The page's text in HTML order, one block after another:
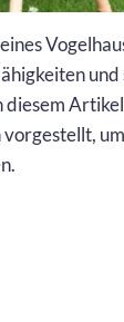
und
diesem